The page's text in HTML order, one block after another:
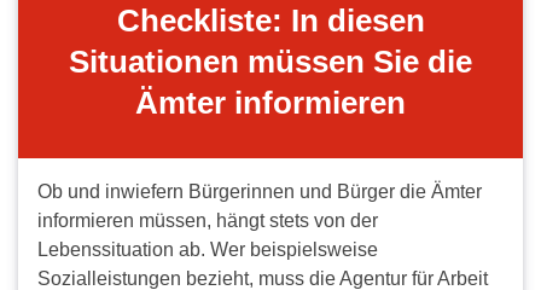
Checkliste: In diesen
Situationen müssen Sie die
Ämter informieren
Ob und inwiefern Bürgerinnen und Bürger die Ämter
informieren müssen, hängt stets von der
Lebenssituation ab. Wer beispielsweise
Sozialleistungen bezieht, muss die Agentur für Arbeit